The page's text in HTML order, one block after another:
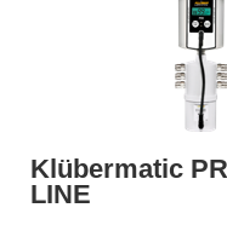
Klübermatic
LINE